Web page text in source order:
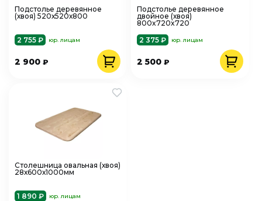
Подстолье деревянное
(хвоя) 520х520х800
2 755 ₽ юр. лицам
2 900 ₽
Подстолье деревянное
двойное (хвоя)
800x720x720
2 375 ₽
юр. лицам
2 500₽
Столешница овальная (хвоя)
28х600х1000мм
1 890 ₽ юр. лицам